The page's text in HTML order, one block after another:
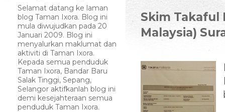
Skim Takaful
Malaysia)
Selamat datang ke laman
blog Taman Ixora. Blog ini
mula diwujudkan pada 20
Januari 2009. Blog ini
menyalurkan maklumat dan
aktiviti di Taman Ixora.
Kepada semua penduduk
Taman Ixora, Bandar Baru
Salak Tinggi, Sepang,
Selangor aktifkanlah blog ini
demi kesejahteraan semua
penduduk Taman Ixora.